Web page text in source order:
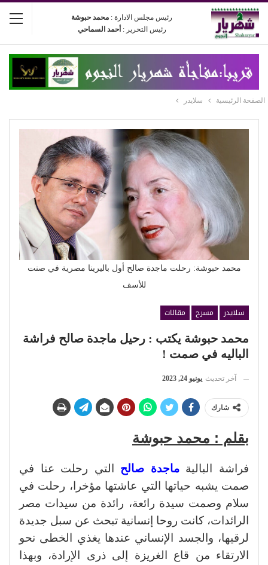
رئيس مجلس الادارة : محمد حبوشة
رئيس التحرير : أحمد السماحي
الصفحة الرئيسية سلايدر
محمد حبوشة: رحلت ماجدة صالح أول باليرينا مصرية في صنت
للأسف
سلايدر مسرح
مقالات
محمد حبوشة يكتب : رحيل ماجدة صالح فراشة
الباليه في صمت !
آخر تحديث يونيو 24, 2023
شارك
بقلم : محمد حبوشة
فراشة الباليةماجدة صالح التي رحلت عنا في
صمت يشبه حياتها التي عاشتها مؤخرا، رحلت في
سلام وصمت سيدة رائعة، رائدة من سيدات مصر
الرائدات، كانت روحا إنسانية تبحث عن سبل جديدة
لرقيها، والجسد الإنساني عندها يغذي الخطى نحو
الارتقاء من قاع الغريزة إلى ذرى الإرادة، وبهذا